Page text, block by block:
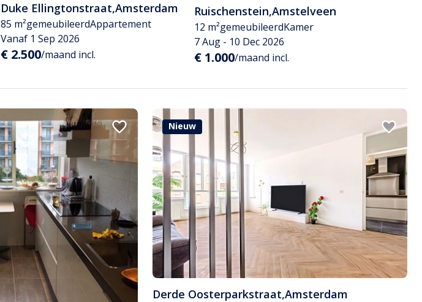
Duke Ellingtonstraat,Amsterdam
85 m²gemeubileerdAppartement
Vanaf 1 Sep 2026
€ 2.500/maand incl.
Ruischenstein,Amstelveen
12 m²gemeubileerdKamer
7 Aug - 10 Dec 2026
€ 1.000/maand incl.
Nieuw
Derde Oosterparkstraat,Amsterdam